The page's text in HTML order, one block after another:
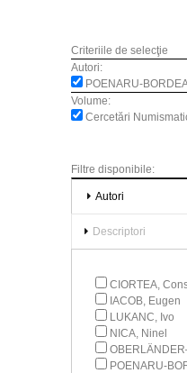
Criteriile de selecţie
Autori:
POENARU-
Volume:
Cercetări
Filtre disponibile:
Autori
Descriptori
CIORTEA,
IACOB, Eugen
LUKANC, Ivo
NICA, Ninel
POENARU-